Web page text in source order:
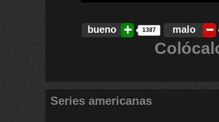
bueno 1387 malo
Series americanas